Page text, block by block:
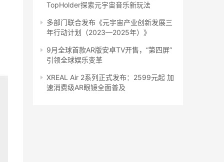
TopHolder探索元宇宙音乐新玩法
多部门联合发布《元宇宙产业创新发展三
年行动计划（2023—2025年）》
9月全球首款AR版安卓TV开售，“第四屏”
引领全球娱乐变革
XREAL Air 2系列正式发布：2599元起 加
速消费级AR眼镜全面普及